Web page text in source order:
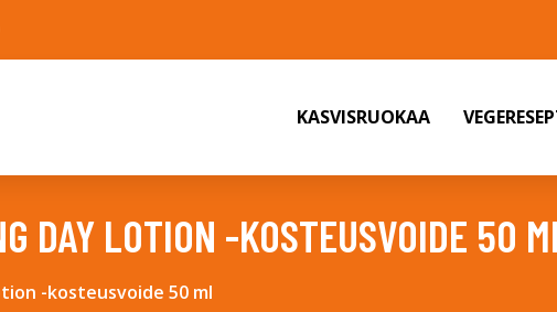
KASVISRUOKAA
DAY LOTION -KOSTEUSVOIDE 50
-kosteusvoide 50 ml